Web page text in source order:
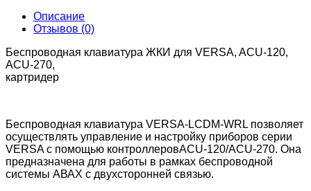
Описание
Отзывов (0)
Беспроводная клавиатура ЖКИ для VERSA, ACU-120,
ACU-270,
картридер
Беспроводная клавиатура VERSA-LCDM-WRL позволяет
осуществлять управление и настройку приборов серии
VERSA с помощью контроллеровACU-120/ACU-270. Она
предназначена для работы в рамках беспроводной
системы АВАХ с двухсторонней связью.